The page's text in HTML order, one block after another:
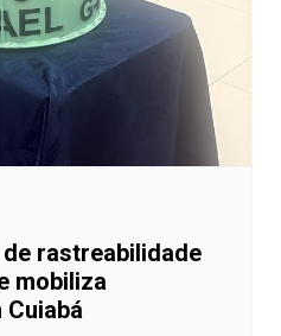
rastreabilidade
mobiliza